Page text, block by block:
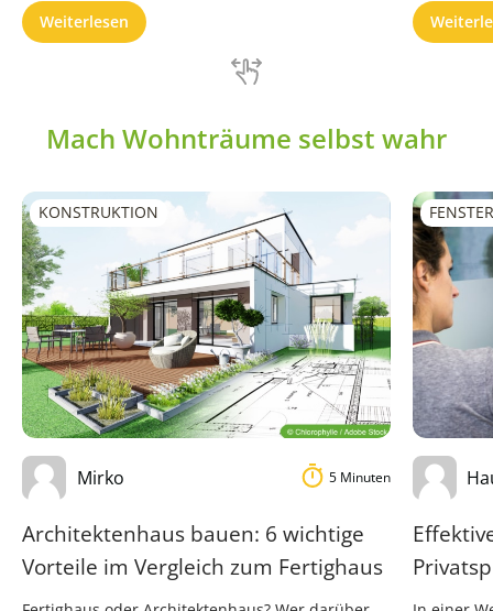
Beschattungen sind oft teuer, wartungsintensiv
oder schlicht …
Weiterlesen
Mach Wohnträume selbst wahr
KONSTRUKTION
Mirko 5 Minuten
Architektenhaus bauen: 6 wichtige
Vorteile im Vergleich zum Fertighaus